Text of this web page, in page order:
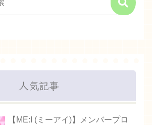
人気記事
【ME:I (ミーアイ)】メンバープロ